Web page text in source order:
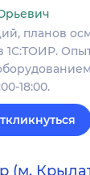
планов
1С:ТОИР.
18:00.
(м.